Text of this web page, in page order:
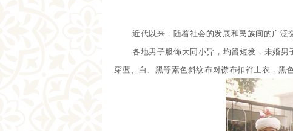
近代以来，随着社会的发展和民族间的广泛
各地男子服饰大同小异，均留短发，未婚男
穿蓝、白、黑等素色斜纹布对襟布扣袢上衣，黑